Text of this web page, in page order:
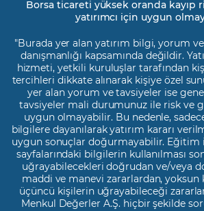
Borsa ticareti yüksek oranda kayıp
yatırımcı için uygun
"Burada yer alan yatırım bilgi, yorum
danışmanlığı kapsamında değildir.
hizmeti, yetkili kuruluşlar tarafından
tercihleri dikkate alınarak kişiye özel
yer alan yorum ve tavsiyeler ise
tavsiyeler mali durumunuz ile risk ve
uygun olmayabilir. Bu nedenle,
bilgilere dayanılarak yatırım kararı
uygun sonuçlar doğurmayabilir. Eğitim
sayfalarındaki bilgilerin kullanılması
uğrayabilecekleri doğrudan ve/veya
maddi ve manevi zararlardan, yoksun
üçüncü kişilerin uğrayabileceği
Menkul Değerler A.Ş. hiçbir şekilde